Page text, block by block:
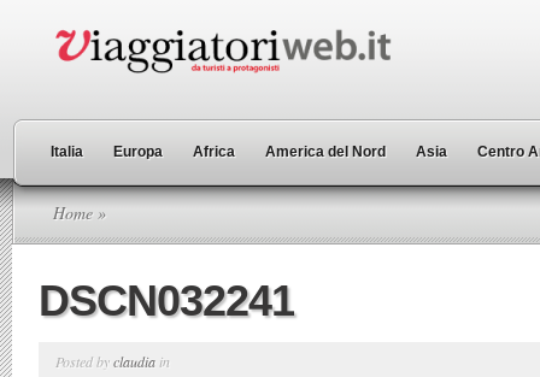
Italia Europa Africa America del Nord Asia Centro
Home »
DSCN032241
Posted byclaudia in